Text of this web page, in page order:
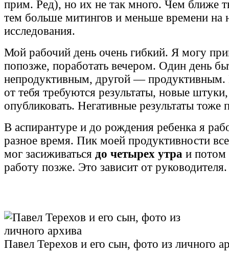
прим. Ред), но их не так много. Чем ближе
тем больше митингов и меньше времени на
исследования.
Мой рабочий день очень гибкий. Я могу
попозже, поработать вечером. Один день
непродуктивным, другой — продуктивным.
от тебя требуются результаты, новые
опубликовать. Негативные результаты тоже
В аспирантуре и до рождения ребенка я
разное время. Пик моей продуктивности
мог засиживаться до четырех утра и потом
работу позже. Это зависит от руководителя.
Павел Терехов и его сын, фото из личного